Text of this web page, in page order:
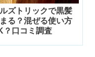
ズトリックで黒髪
る？混ぜる使い方
？口コミ調査